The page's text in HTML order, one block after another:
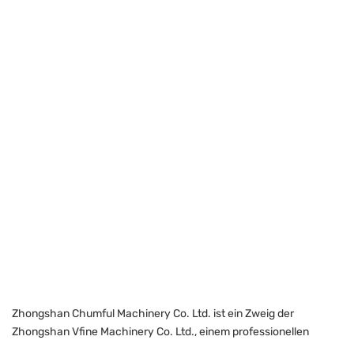
Zhongshan Chumful Machinery Co. Ltd. ist ein Zweig der
Zhongshan Vfine Machinery Co. Ltd., einem professionellen